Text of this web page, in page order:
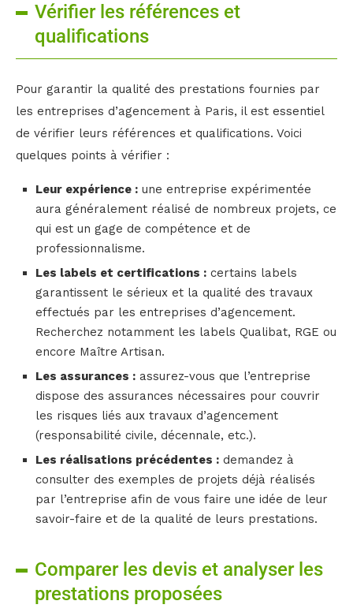
Vérifier les références et
qualifications
Pour garantir la qualité des prestations fournies par
les entreprises d’agencement à Paris, il est essentiel
de vérifier leurs références et qualifications. Voici
quelques points à vérifier :
Leur expérience : une entreprise expérimentée
aura généralement réalisé de nombreux projets, ce
qui est un gage de compétence et de
professionnalisme.
Les labels et certifications : certains labels
garantissent le sérieux et la qualité des travaux
effectués par les entreprises d’agencement.
Recherchez notamment les labels Qualibat, RGE ou
encore Maître Artisan.
Les assurances : assurez-vous que l’entreprise
dispose des assurances nécessaires pour couvrir
les risques liés aux travaux d’agencement
(responsabilité civile, décennale, etc.).
Les réalisations précédentes : demandez à
consulter des exemples de projets déjà réalisés
par l’entreprise afin de vous faire une idée de leur
savoir-faire et de la qualité de leurs prestations.
Comparer les devis et analyser les
prestations proposées